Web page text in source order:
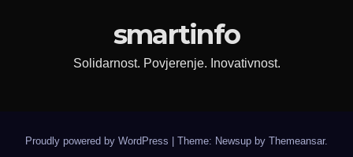
smartinfo
Solidarnost. Povjerenje. Inovativnost.
Proudly powered by WordPress Theme: Newsup by Themeansar.